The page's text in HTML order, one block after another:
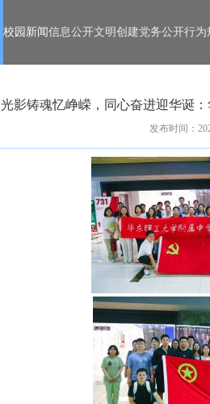
校园新闻信息公开文明创建党务公开行为
光影铸魂忆峥嵘，同心奋进迎华诞
发布时间：